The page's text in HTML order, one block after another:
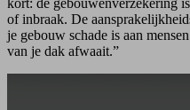
kort: de gebouwenverzekering
of inbraak. De
je gebouw schade is aan
van je dak afwaait.”